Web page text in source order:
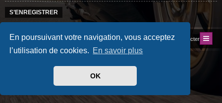
En poursuivant votre navigation, vous acceptez
l’utilisation de cookies. En savoir plus
OK
S’ENREGISTRER
Site du Club Index du forum Nous contacter
phpBB-fr.com
» V 1.6.0
Conditions